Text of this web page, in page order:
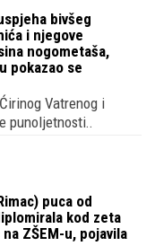
bivšeg
i njegove
nogometaša,
pokazao se
Vatrenog i
punoljetnosti..
puca od
kod zeta
ZŠEM-u, pojavila